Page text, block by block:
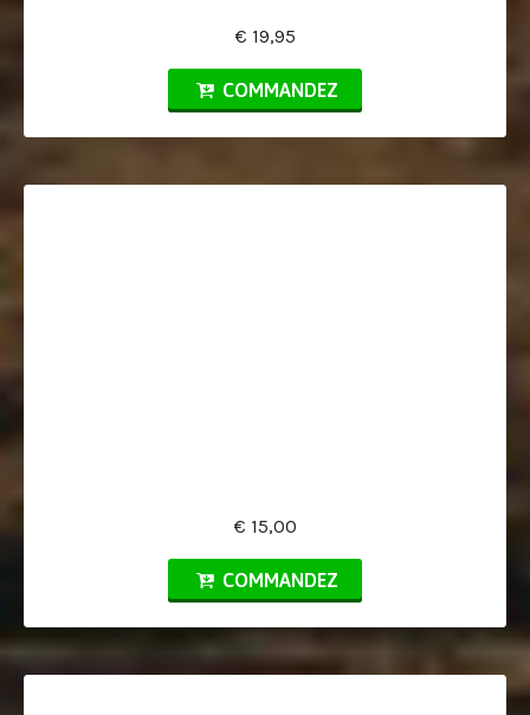
€ 19,95
COMMANDEZ
€ 15,00
COMMANDEZ